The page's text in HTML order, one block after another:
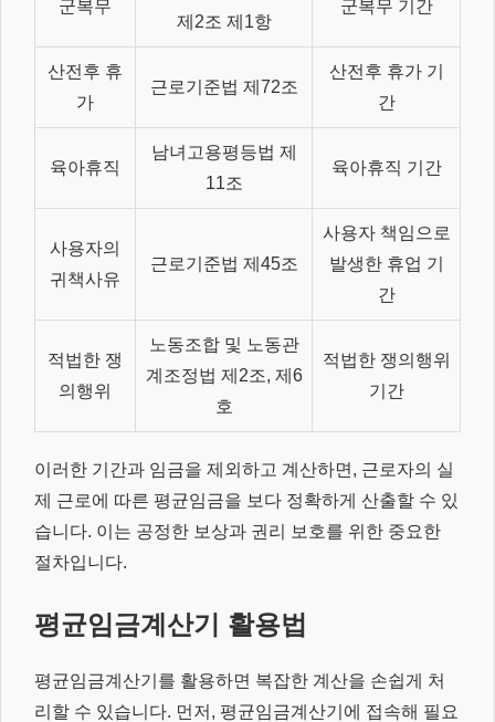
군복무
제2조 제1항
군복무 기간
산전후 휴
가
근로기준법 제72조
산전후 휴가 기
간
육아휴직
남녀고용평등법 제
11조
육아휴직 기간
사용자의
귀책사유
근로기준법 제45조
사용자 책임으로
발생한 휴업 기
간
적법한 쟁
의행위
노동조합 및 노동관
계조정법 제2조, 제6
호
적법한 쟁의행위
기간
이러한 기간과 임금을 제외하고 계산하면, 근로자의 실
제 근로에 따른 평균임금을 보다 정확하게 산출할 수 있
습니다. 이는 공정한 보상과 권리 보호를 위한 중요한
절차입니다.
평균임금계산기 활용법
평균임금계산기를 활용하면 복잡한 계산을 손쉽게 처
리할 수 있습니다. 먼저, 평균임금계산기에 접속해 필요